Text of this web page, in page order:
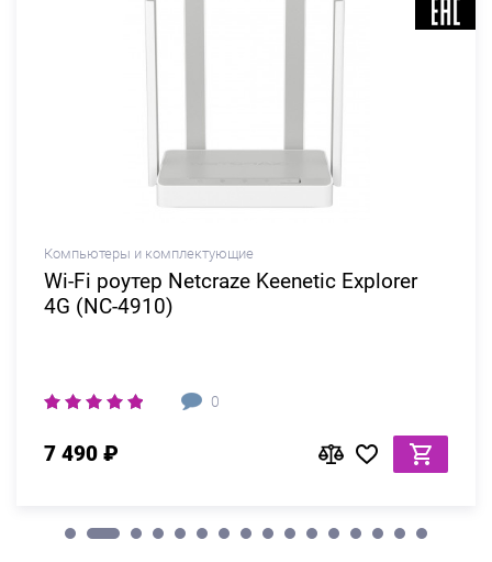
Компьютеры и комплектующие
Wi-Fi роутер Netcraze Keenetic Explorer
4G (NC-4910)
0
7 490 ₽